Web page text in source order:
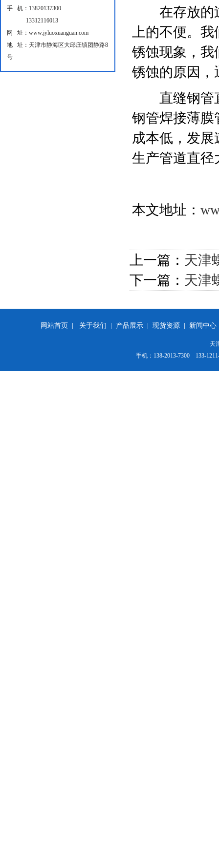
手 机：13820137300
13312116013
网 址：www.jyluoxuanguan.com
地 址：天津市静海区大邱庄镇团静路8
号
在存放的过
上的不便。
锈蚀现象，我
锈蚀的原因，
直缝钢管直
钢管焊接薄膜
成本低，发
生产管道直径
本文地址：
上一篇： 天津
下一篇： 天津
网站首页 | 关于我们 产品展示| 现货资源| 新闻中心
天
手机：138-2013-7300 133-